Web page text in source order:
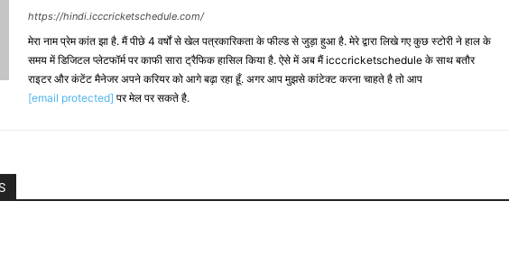
https://hindi.icccricketschedule.com/
मेरा नाम प्रेम कांत झा है. मैं पीछे 4 वर्षों से खेल पत्रकारिकता के फील्ड से जुड़ा हुआ है. मेरे द्वारा लिखे गए कुछ स्टोरी ने हाल के
समय में डिजिटल प्लेटफॉर्म पर काफी सारा ट्रैफिक हासिल किया है. ऐसे में अब मैं icccricketschedule के साथ बतौर
राइटर और कंटेंट मैनेजर अपने करियर को आगे बढ़ा रहा हूँ. अगर आप मुझसे कांटेक्ट करना चाहते है तो आप
[email protected] पर मेल पर सकते है.